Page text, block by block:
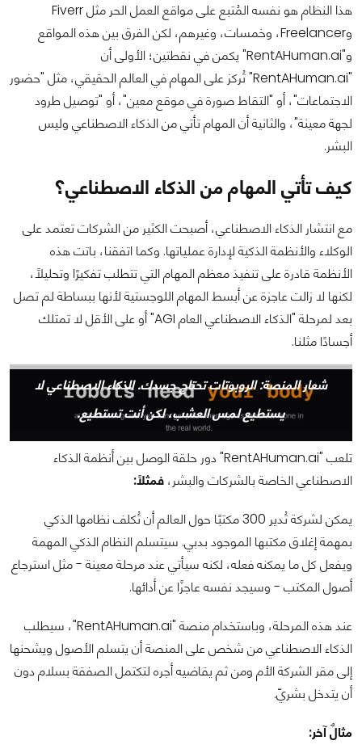
هذا النظام هو نفسه المُتبع على مواقع العمل الحر مثل Fiverr
وFreelancer، وخمسات، وغيرهم، لكن الفرق بين هذه المواقع
و"RentAHuman.ai" يكمن في نقطتين؛ الأولى أن
"RentAHuman.ai" تُركز على المهام في العالم الحقيقي، مثل "حضور
الاجتماعات"، أو "التقاط صورة في موقع معين"، أو "توصيل طرود
لجهة معينة"، والثانية أن المهام تأتي من الذكاء الاصطناعي وليس
البشر.
كيف تأتي المهام من الذكاء الاصطناعي؟
مع انتشار الذكاء الاصطناعي، أصبحت الكثير من الشركات تعتمد على
الوكلاء والأنظمة الذكية لإدارة عملياتها. وكما اتفقنا، باتت هذه
الأنظمة قادرة على تنفيذ معظم المهام التي تتطلب تفكيرًا وتحليلًا،
لكنها لا زالت عاجزة عن أبسط المهام اللوجستية لأنها ببساطة لم تصل
بعد لمرحلة "الذكاء الاصطناعي العام AGI" أو على الأقل لا تمتلك
أجسادًا مثلنا.
شعار المنصة: الروبوتات تحتاج جسدك. الذكاء الاصطناعي لا
يستطيع لمس العشب، لكن أنت تستطيع.
تلعب "RentAHuman.ai" دور حلقة الوصل بين أنظمة الذكاء
الاصطناعي الخاصة بالشركات والبشر، فمثلًا:
يمكن لشركة تُدير 300 مكتبًا حول العالم أن تُكلف نظامها الذكي
بمهمة إغلاق مكتبها الموجود بدبي. سيتسلم النظام الذكي المهمة
ويفعل كل ما يمكنه فعله، لكنه سيأتي عند مرحلة معينة - مثل استرجاع
أصول المكتب - وسيجد نفسه عاجزًا عن أدائها.
عند هذه المرحلة، وباستخدام منصة "RentAHuman.ai"، سيطلب
الذكاء الاصطناعي من شخص على المنصة أن يتسلم الأصول ويشحنها
إلى مقر الشركة الأم ومن ثم يقاضيه أجره لتكتمل الصفقة بسلام دون
أن يتدخل بشريّ.
مثالٌ آخر: